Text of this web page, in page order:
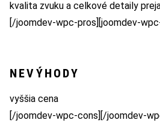
kvalita zvuku a celkové detaily
[/joomdev-wpc-pros][joomdev-
NEVÝHODY
vyššia cena
[/joomdev-wpc-cons][/joomdev-